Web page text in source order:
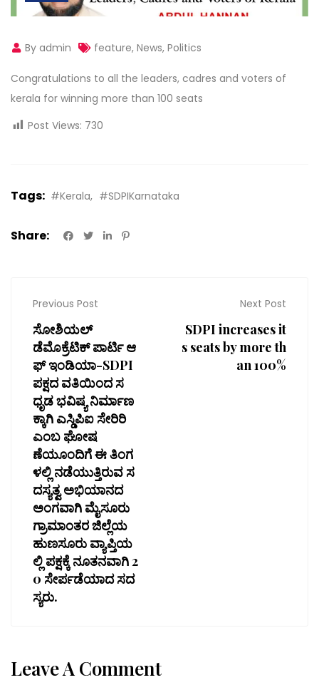
By admin feature, News, Politics
Congratulations to all the leaders, cadres and voters of
kerala for winning more than 100 seats
Post Views: 730
Tags: #Kerala #SDPIKarnataka
Share:
Previous Post
ಸೋಶಿಯಲ್
ಡೆಮೊಕ್ರೆಟಿಕ್ ಪಾರ್ಟಿ ಆ
ಫ್ ಇಂಡಿಯಾ-SDPI
ಪಕ್ಷದ ವತಿಯಿಂದ ಸ
ಧೃಡ ಭವಿಷ್ಯ ನಿರ್ಮಾಣ
ಕ್ಕಾಗಿ ಎಸ್ಡಿಪಿಐ ಸೇರಿರಿ
ಎಂಬ ಘೋಷ
ಣೆಯೂಂದಿಗೆ ಈ ತಿಂಗ
ಳಲ್ಲಿ ನಡೆಯುತ್ತಿರುವ ಸ
ದಸ್ಯತ್ವ ಅಭಿಯಾನದ
ಅಂಗವಾಗಿ ಮೈಸೂರು
ಗ್ರಾಮಾಂತರ ಜಿಲ್ಲೆಯ
ಹುಣಸೂರು ವ್ಯಾಪ್ತಿಯ
ಲ್ಲಿ ಪಕ್ಷಕ್ಕೆ ನೂತನವಾಗಿ 2
0 ಸೇರ್ಪಡೆಯಾದ ಸದ
ಸ್ಯರು.
Next Post
SDPI increases it
s seats by more th
an 100%
Leave A Comment